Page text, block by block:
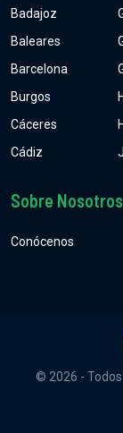
Badajoz
Baleares
Barcelona
Burgos
Cáceres
Cádiz
Sobre Nosotros
Conócenos
© 2026 -